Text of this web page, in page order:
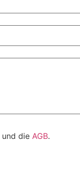
und die AGB.